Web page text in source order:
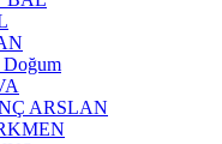
Doğum
ARSLAN